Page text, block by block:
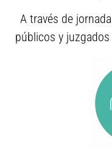
A través de
públicos y